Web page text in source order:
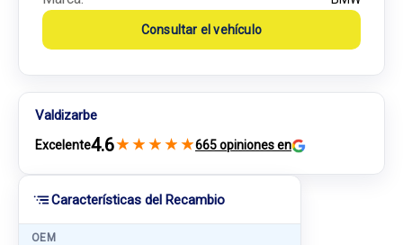
Características del Recambio
OEM
Consultar el vehículo
Valdizarbe
Excelente4.6★ ★ ★ ★ ★665 opiniones en